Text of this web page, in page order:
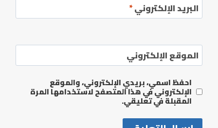
البريد الإلكتروني*
الموقع الإلكتروني
احفظ اسمي، بريدي الإلكتروني، والموقع
الإلكتروني في هذا المتصفح لاستخدامها المرة
المقبلة في تعليقي.